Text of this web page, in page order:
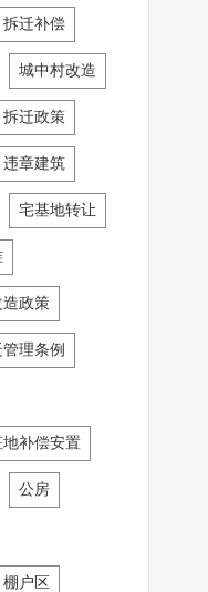
拆迁补偿
城中村改造
拆迁政策
违章建筑
宅基地转让
政策
理条例
地补偿安置
公房
棚户区